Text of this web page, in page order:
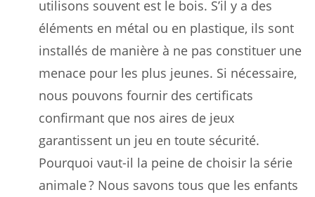
utilisons souvent est le bois. S’il y a des
éléments en métal ou en plastique, ils sont
installés de manière à ne pas constituer une
menace pour les plus jeunes. Si nécessaire,
nous pouvons fournir des certificats
confirmant que nos aires de jeux
garantissent un jeu en toute sécurité.
Pourquoi vaut-il la peine de choisir la série
animale ? Nous savons tous que les enfants